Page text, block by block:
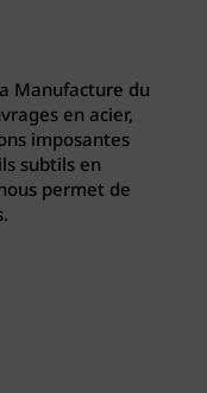
Manufacture du
en acier,
imposantes
subtils en
permet de